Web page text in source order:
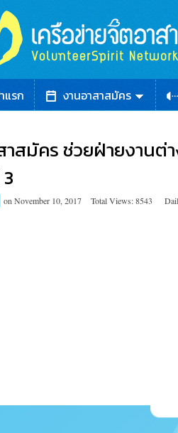
แรก งานอาสาสมัคร
าสมัคร ช่วยฝ่ายงานต่
on November 10, 2017 Total Views: 8543